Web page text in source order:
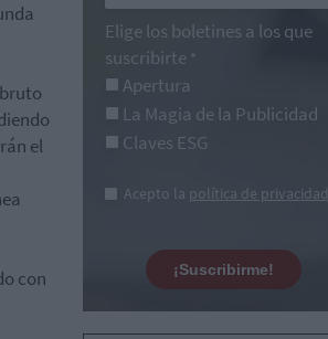
el
con
Elige los boletines a los que
suscribirte *
Apertura
La Magia de la Publicidad
Claves ESG
Acepto la política de privacidad
¡Suscribirme!